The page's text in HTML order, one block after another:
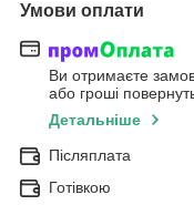
Умови оплати
Ви отримаєте
або гроші
Детальніше
Післяплата
Готівкою